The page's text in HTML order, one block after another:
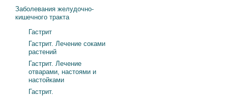
Заболевания желудочно-
кишечного тракта
Гастрит
Гастрит. Лечение соками
растений
Гастрит. Лечение
отварами, настоями и
настойками
Гастрит.